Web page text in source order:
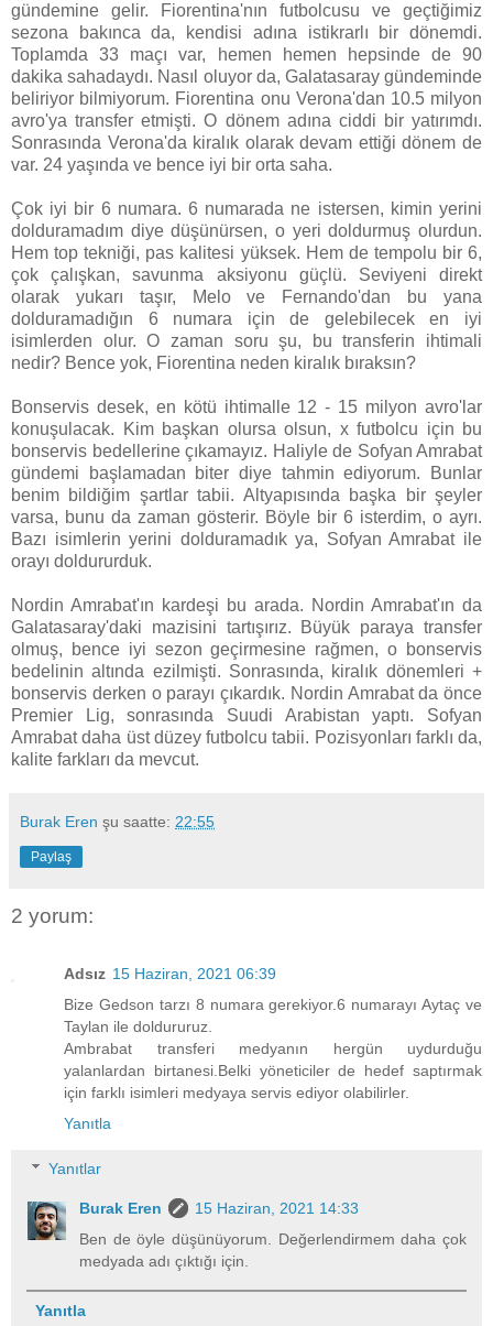
gündemine gelir. Fiorentina'nın futbolcusu ve geçtiğimiz
sezona bakınca da, kendisi adına istikrarlı bir dönemdi.
Toplamda 33 maçı var, hemen hemen hepsinde de 90
dakika sahadaydı. Nasıl oluyor da, Galatasaray gündeminde
beliriyor bilmiyorum. Fiorentina onu Verona'dan 10.5 milyon
avro'ya transfer etmişti. O dönem adına ciddi bir yatırımdı.
Sonrasında Verona'da kiralık olarak devam ettiği dönem de
var. 24 yaşında ve bence iyi bir orta saha.
Çok iyi bir 6 numara. 6 numarada ne istersen, kimin yerini
dolduramadım diye düşünürsen, o yeri doldurmuş olurdun.
Hem top tekniği, pas kalitesi yüksek. Hem de tempolu bir 6,
çok çalışkan, savunma aksiyonu güçlü. Seviyeni direkt
olarak yukarı taşır, Melo ve Fernando'dan bu yana
dolduramadığın 6 numara için de gelebilecek en iyi
isimlerden olur. O zaman soru şu, bu transferin ihtimali
nedir? Bence yok, Fiorentina neden kiralık bıraksın?
Bonservis desek, en kötü ihtimalle 12 - 15 milyon avro'lar
konuşulacak. Kim başkan olursa olsun, x futbolcu için bu
bonservis bedellerine çıkamayız. Haliyle de Sofyan Amrabat
gündemi başlamadan biter diye tahmin ediyorum. Bunlar
benim bildiğim şartlar tabii. Altyapısında başka bir şeyler
varsa, bunu da zaman gösterir. Böyle bir 6 isterdim, o ayrı.
Bazı isimlerin yerini dolduramadık ya, Sofyan Amrabat ile
orayı doldururduk.
Nordin Amrabat'ın kardeşi bu arada. Nordin Amrabat'ın da
Galatasaray'daki mazisini tartışırız. Büyük paraya transfer
olmuş, bence iyi sezon geçirmesine rağmen, o bonservis
bedelinin altında ezilmişti. Sonrasında, kiralık dönemleri +
bonservis derken o parayı çıkardık. Nordin Amrabat da önce
Premier Lig, sonrasında Suudi Arabistan yaptı. Sofyan
Amrabat daha üst düzey futbolcu tabii. Pozisyonları farklı da,
kalite farkları da mevcut.
Burak Eren şu saatte: 22:55
Paylaş
2 yorum:
Adsız 15 Haziran, 2021 06:39
Bize Gedson tarzı 8 numara gerekiyor.6 numarayı Aytaç ve
Taylan ile doldururuz.
Ambrabat transferi medyanın hergün uydurduğu
yalanlardan birtanesi.Belki yöneticiler de hedef saptırmak
için farklı isimleri medyaya servis ediyor olabilirler.
Yanıtla
Yanıtlar
Burak Eren
15 Haziran, 2021 14:33
Ben de öyle düşünüyorum. Değerlendirmem daha çok
medyada adı çıktığı için.
Yanıtla